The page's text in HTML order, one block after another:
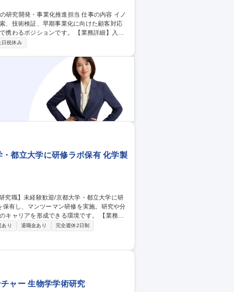
、技術検証、早期事業化に向けた顧客対応
ョンです。 【業務詳細】入社
応を担当します。その後は新規テーマの探
には管理職や研究スペシャリストとしての
町田/基礎研究】新
日祝休み
都立大学に研修ラボ保有 化学製
アを形成できる環境です。 【業務内
先について】大手企業が9割、チーム配属
。 【配属期間】3～5年、長い方は10年以
あり 退職金あり
完全週休2日制
ャー 生物学学術研究